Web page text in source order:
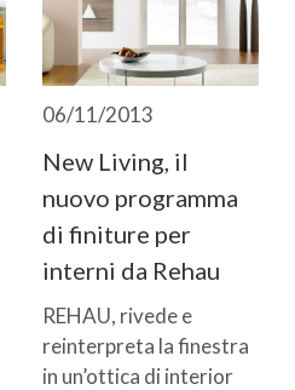
06/11/2013
New Living, il
nuovo programma
di finiture per
interni da Rehau
REHAU, rivede e
reinterpreta la finestra
in un’ottica di interior